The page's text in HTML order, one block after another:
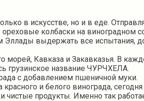
в искусстве, но и в еде.
колбаски на виноградном
Эллады выдержать все испытания,
Кавказа и Закавказья. В
грузинское название ЧУРЧХЕЛА.
с добавлением пшеничной муки.
и белого винограда, сегодня
чистые продукты. Именно так